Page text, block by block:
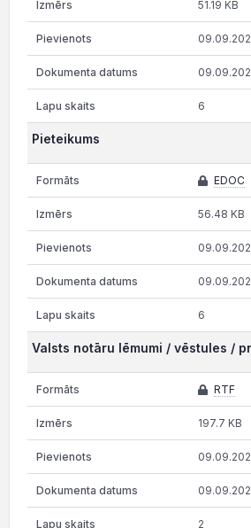
51.19 KB
6
Pieteikums
EDOC
56.48 KB
6
Valsts notāru lēmumi / vēstules /
RTF
197.7 KB
2